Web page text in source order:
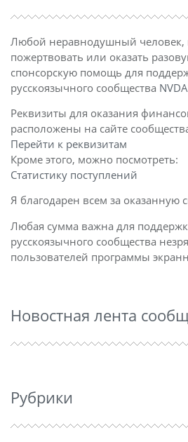
Любой неравнодушный человек,
пожертвовать или оказать
спонсорскую помощь для
русскоязычного сообщества
Реквизиты для оказания
расположены на сайте
Перейти к реквизитам
Кроме этого, можно посмотреть:
Статистику поступлений
Я благодарен всем за оказанную
Любая сумма важна для
русскоязычного сообщества
пользователей программы
Новостная лента
Рубрики